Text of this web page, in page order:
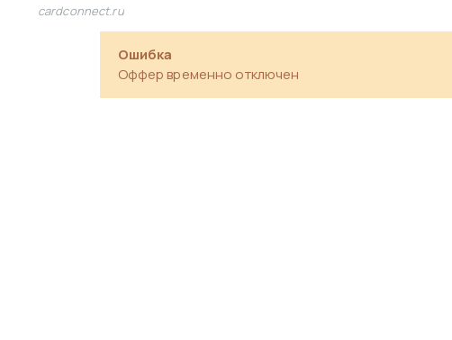
cardconnect.ru
Ошибка
Оффер временно отключен